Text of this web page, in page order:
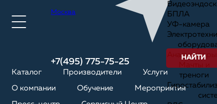
Москва
+7(495) 775-75-25
Каталог Производители Услуги
О компании Обучение Мероприятия
БПЛА
УФ-камера
Анализаторы
треноги
НАЙТИ